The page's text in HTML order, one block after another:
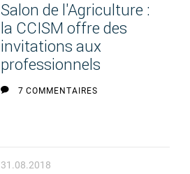
Salon de l'Agriculture :
la CCISM offre des
invitations aux
professionnels
7 COMMENTAIRES
31.08.2018